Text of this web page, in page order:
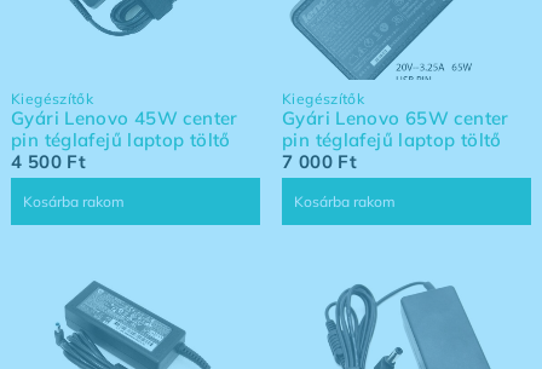
Kiegészítők
Gyári Lenovo 45W center
pin téglafejű laptop töltő
4 500 Ft
Kosárba rakom
Kiegészítők
Gyári Lenovo 65W center
pin téglafejű laptop töltő
7 000 Ft
Kosárba rakom